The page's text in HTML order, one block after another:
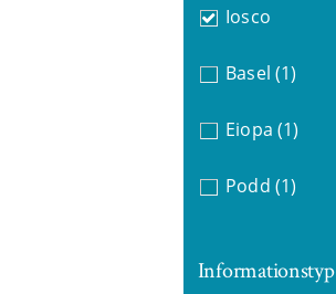
Iosco
Basel (1)
Eiopa (1)
Podd (1)
Informationstyp